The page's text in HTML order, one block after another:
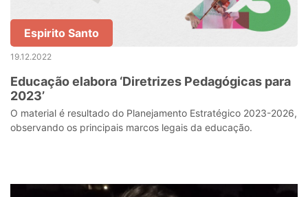
Espirito Santo
19.12.2022
Educação elabora ‘Diretrizes Pedagógicas para
2023’
O material é resultado do Planejamento Estratégico 2023-2026,
observando os principais marcos legais da educação.